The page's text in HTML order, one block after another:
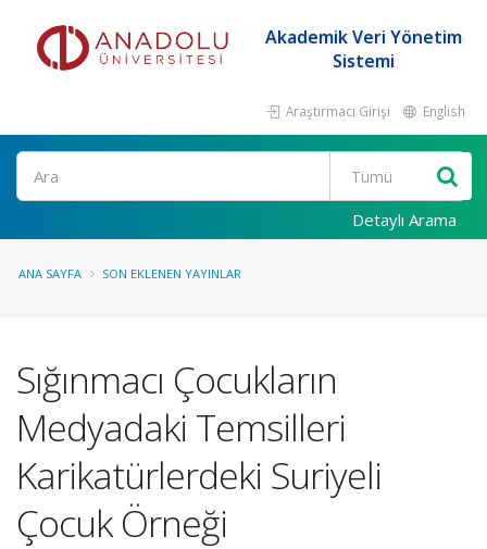
Akademik Veri Yönetim
Sistemi
Araştırmacı Girişi English
Ara
Detaylı Arama
ANA SAYFA SON EKLENEN YAYINLAR
Sığınmacı Çocukların
Medyadaki Temsilleri
Karikatürlerdeki Suriyeli
Çocuk Örneği